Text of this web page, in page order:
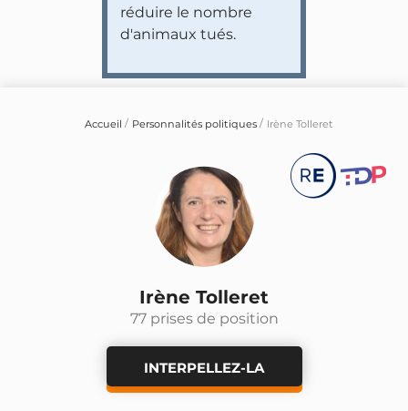
réduire le nombre
d'animaux tués.
Accueil Personnalités politiques Irène Tolleret
Irène Tolleret
77 prises de position
INTERPELLEZ-LA